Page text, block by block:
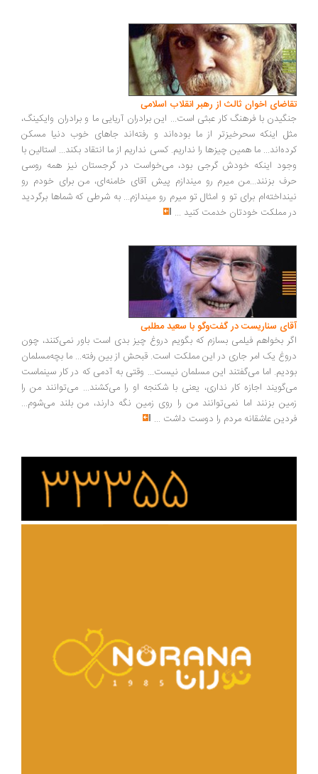
اخوان ثالث از رهبر انقلاب اسلامی
با فرهنگ کار عبثی است... این برادران آریایی ما و برادران وایکینگ،
اینکه سحرخیزتر از ما بوده‌اند و رفته‌اند جاهای خوب دنیا مسکن
ما همین چیزها را نداریم. کسی نداریم از ما انتقاد بکند... استالین با
اینکه خودش گرجی بود، می‌خواست در گرجستان نیز همه روسی
بزنند...من میرم رو میندازم پیش آقای خامنه‌ای، من برای خودم رو
برای تو و امثال تو میرم رو میندازم... به شرطی که شماها برگردید
مملکت خودتان خدمت کنید...
سناریست در گفت‌وگو با سعید مطلبی
بخواهم فیلمی بسازم که بگویم دروغ چیز بدی است باور نمی‌کنند، چون
یک امر جاری در این مملکت است. قبحش از بین رفته... ما بچه‌مسلمان
اما می‌گفتند این مسلمان نیست... وقتی به آدمی که در کار سینماست
اجازه کار نداری، یعنی با شکنجه او را می‌کشند... می‌توانند من را
بزنند اما نمی‌توانند من را روی زمین نگه دارند، من بلند می‌شوم...
عاشقانه مردم را دوست داشت ...